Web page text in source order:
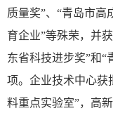
质量奖”、“青岛市高
育企业”等殊荣，并
东省科技进步奖”和“
项。企业技术中心获
料重点实验室”，高